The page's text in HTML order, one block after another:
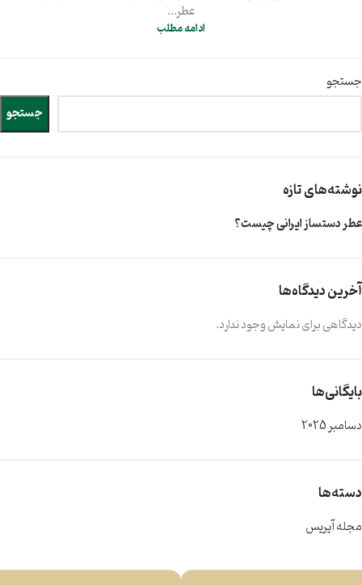
عطر...
ادامه مطلب
جستجو
جستجو
نوشته‌های تازه
عطر دستساز ایرانی چیست؟
آخرین دیدگاه‌ها
دیدگاهی برای نمایش وجود ندارد.
بایگانی‌ها
دسامبر 2025
دسته‌ها
مجله آیریس